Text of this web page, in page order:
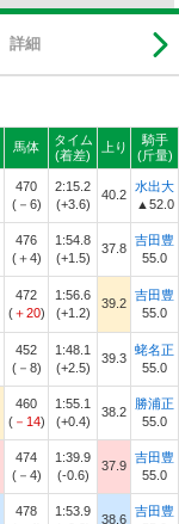
詳細
馬体
タイム
(着差)
上り
騎手
(斤量)
470
(－6)
2:15.2
(+3.6)
40.2
水出大
▲52.0
476
(＋4)
1:54.8
(+1.5)
37.8
吉田豊
55.0
472
(＋20)
1:56.6
(+1.2)
39.2
吉田豊
55.0
452
(－8)
1:48.1
(+2.5)
39.3
蛯名正
55.0
460
(－14)
1:55.1
(+0.4)
38.2
勝浦正
55.0
474
(－4)
1:39.9
(-0.6)
37.9
吉田豊
55.0
478
1:53.9
38.6
吉田豊